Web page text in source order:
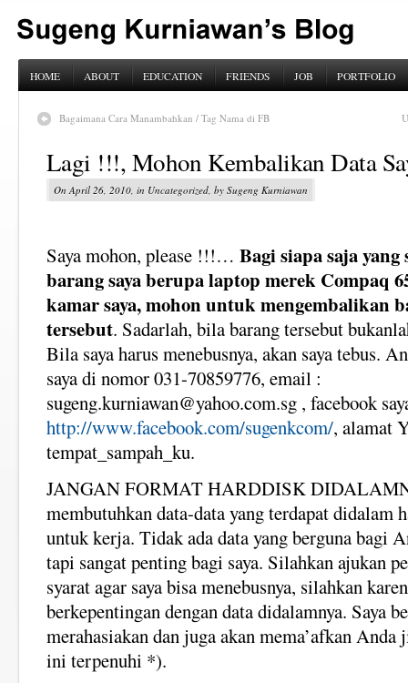
HOME ABOUT EDUCATION FRIENDS JOB PORTFOLIO
Bagaimana Cara Manambahkan / Tag Nama di FB
Lagi !!!, Mohon Kembalikan Data
On April 26, 2010, in Uncategorized, by Sugeng Kurniawan
Saya mohon, please !!!… Bagi siapa saja
barang saya berupa laptop merek Compaq
kamar saya, mohon untuk mengembalikan
tersebut. Sadarlah, bila barang tersebut
Bila saya harus menebusnya, akan saya tebus.
saya di nomor 031-70859776, email :
sugeng.kurniawan@yahoo.com.sg , facebook
http://www.facebook.com/sugenkcom/, alamat
tempat_sampah_ku.
JANGAN FORMAT HARDDISK
membutuhkan data-data yang terdapat didalam
untuk kerja. Tidak ada data yang berguna bagi
tapi sangat penting bagi saya. Silahkan ajukan
syarat agar saya bisa menebusnya, silahkan
berkepentingan dengan data didalamnya. Saya
merahasiakan dan juga akan mema’afkan Anda
ini terpenuhi *).